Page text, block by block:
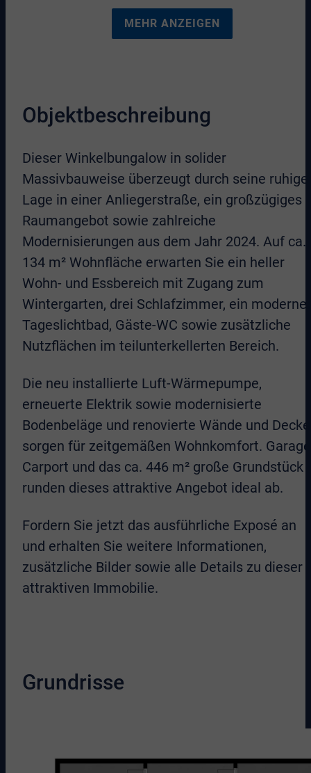
MEHR ANZEIGEN
Objektbeschreibung
Dieser Winkelbungalow in solider
Massivbauweise überzeugt durch seine ruhige
Lage in einer Anliegerstraße, ein großzügiges
Raumangebot sowie zahlreiche
Modernisierungen aus dem Jahr 2024. Auf ca.
134 m² Wohnfläche erwarten Sie ein heller
Wohn- und Essbereich mit Zugang zum
Wintergarten, drei Schlafzimmer, ein
Tageslichtbad, Gäste-WC sowie zusätzliche
Nutzflächen im teilunterkellerten Bereich.
Die neu installierte Luft-Wärmepumpe,
erneuerte Elektrik sowie modernisierte
Bodenbeläge und renovierte Wände und
sorgen für zeitgemäßen Wohnkomfort.
Carport und das ca. 446 m² große Grundstück
runden dieses attraktive Angebot ideal ab.
Fordern Sie jetzt das ausführliche Exposé an
und erhalten Sie weitere Informationen,
zusätzliche Bilder sowie alle Details zu dieser
attraktiven Immobilie.
Grundrisse